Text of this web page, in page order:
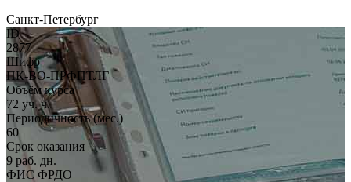
Санкт-Петербург
ID
2877
Шифр
ПК-ВО-ПРФПТЛГ
Объём курса
72 уч. ч.
Периодичность (мес.)
60
Срок оказания
9 раб. дн.
ФИС ФРДО